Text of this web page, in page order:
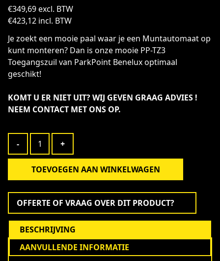
€349,69excl. BTW
€423,12 incl. BTW
Je zoekt een mooie paal waar je een Muntautomaat op
kunt monteren? Dan is onze mooie PP-TZ3
Toegangszuil van ParkPoint Benelux optimaal
geschikt!
KOMT U ER NIET UIT? WIJ GEVEN GRAAG ADVIES !
NEEM CONTACT MET ONS OP.
-
staal
met
afdakje
mm
hoog)
aantal
+
TOEVOEGEN AAN WINKELWAGEN
OFFERTE OF VRAAG OVER DIT PRODUCT?
BESCHRIJVING
AANVULLENDE INFORMATIE